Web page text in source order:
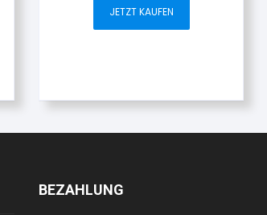
JETZT KAUFEN
BEZAHLUNG